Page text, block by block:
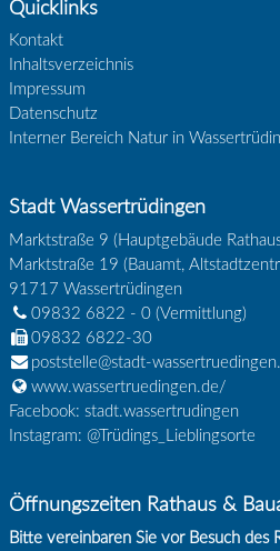
Quicklinks
Kontakt
Inhaltsverzeichnis
Impressum
Datenschutz
Interner Bereich Natur in
Stadt Wassertrüdingen
Marktstraße 9 (Hauptgebäude
Marktstraße 19 (Bauamt,
91717 Wassertrüdingen
09832 6822 - 0(Vermittlung)
09832 6822-30
poststelle@stadt-
www.wassertruedingen.de/
Facebook: stadt.wassertrudingen
Instagram: @Trüdings_Lieblingsorte
Öffnungszeiten Rathaus &
Bitte vereinbaren Sie vor Besuch des